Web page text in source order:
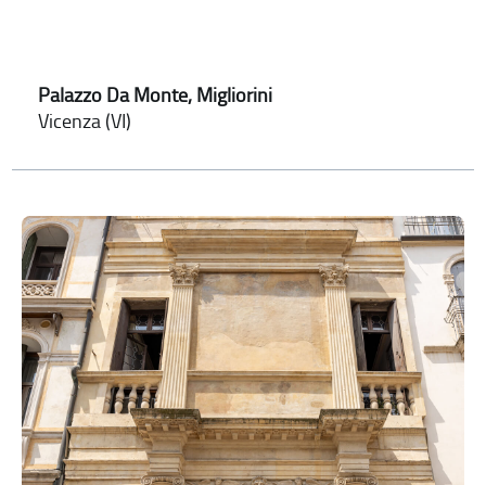
Palazzo Da Monte, Migliorini
Vicenza (VI)